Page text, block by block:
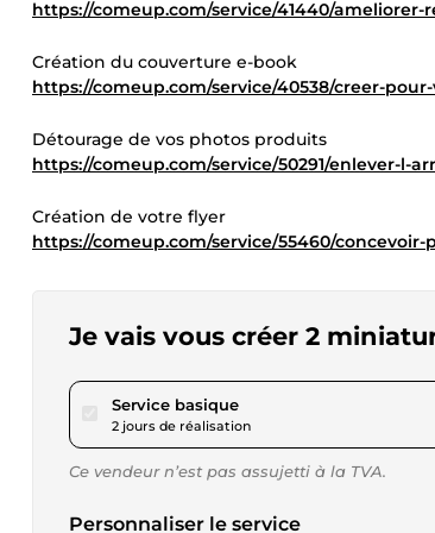
https://comeup.com/service/41440/ameliorer-
Création du couverture e-book
https://comeup.com/service/40538/creer-
Détourage de vos photos produits
https://comeup.com/service/50291/enlever-l-
Création de votre flyer
https://comeup.com/service/55460/
Je vais vous créer 2
Service basiquepour 23,12 $US
2 jours de réalisation
Ce vendeur n’est pas assujetti à la TVA.
Personnaliser le service